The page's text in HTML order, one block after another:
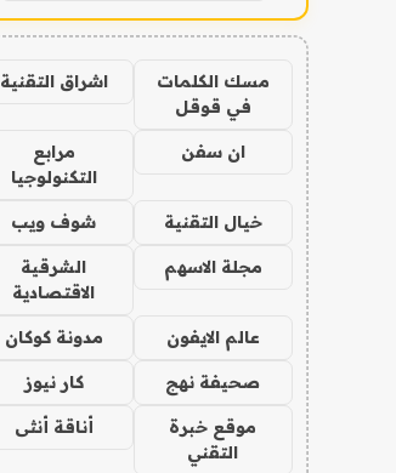
مسك الكلمات
في قوقل
اشراق التقنية
ان سفن
مرابع
التكنولوجيا
خيال التقنية شوف ويب
مجلة الاسهم
الشرقية
الاقتصادية
عالم الايفون مدونة كوكان
صحيفة نهج كار نيوز
موقع خبرة
التقني
أناقة أنثى